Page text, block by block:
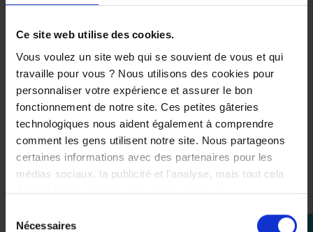
Ce site web utilise des cookies.
Vous voulez un site web qui se souvient de vous et qui
travaille pour vous ? Nous utilisons des cookies pour
personnaliser votre expérience et assurer le bon
fonctionnement de notre site. Ces petites gâteries
technologiques nous aident également à comprendre
comment les gens utilisent notre site. Nous partageons
certaines informations avec des partenaires pour les
médias sociaux, la publicité et l'analyse, mais tout cela
dans le but de rendre votre visite géniale !
Nécessaires
Affichage 1-3 de 3 article(s)